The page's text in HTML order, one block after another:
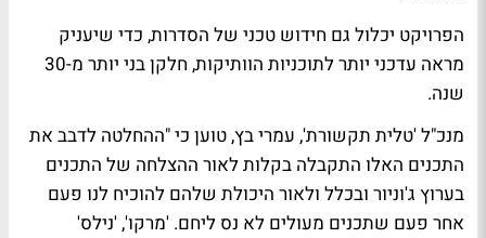
הפרויקט יכלול גם חידוש טכני של הסדרות, כדי שיעניק
מראה עדכני יותר לתוכניות הוותיקות, חלקן בני יותר מ-30
שנה.
מנכ"ל 'טלית תקשורת', עמרי בץ, טוען כי "ההחלטה לדבב את
התכנים האלו התקבלה בקלות לאור ההצלחה של התכנים
בערוץ ג'וניור ובכלל ולאור היכולת שלהם להוכיח לנו פעם
אחר פעם שתכנים מעולים לא נס ליחם. 'מרקו', 'נילס'